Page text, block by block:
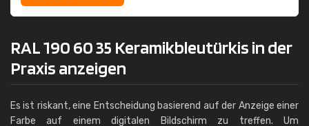
RAL 190 60 35 Keramikbleutürkis in der
Praxis anzeigen
Es ist riskant, eine Entscheidung basierend auf der Anzeige einer
Farbe auf einem digitalen Bildschirm zu treffen. Um